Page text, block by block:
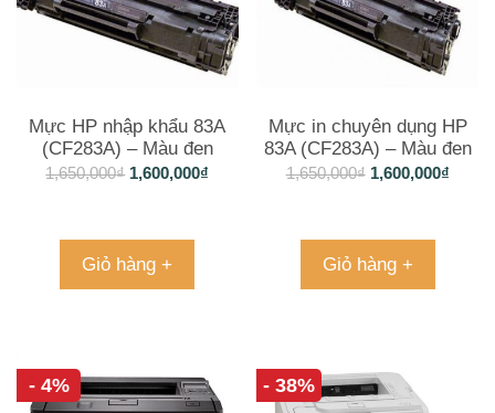
Mực HP nhập khẩu 83A
(CF283A) – Màu đen
1,650,000₫ 1,600,000₫
Giỏ hàng +
Mực in chuyên dụng HP
83A (CF283A) – Màu đen
1,650,000₫ 1,600,000₫
Giỏ hàng +
- 4% - 38%